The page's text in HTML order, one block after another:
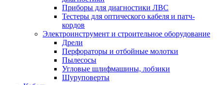
Приборы для диагностики ЛВС
Тестеры для оптического кабеля и патч-
кордов
Электроинструмент и строительное оборудование
Дрели
Перфораторы и отбойные молотки
Пылесосы
Угловые шлифмашины, лобзики
Шуруповерты